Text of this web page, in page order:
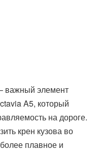
важный элемент
A5, который
на дороге.
крен кузова во
плавное и